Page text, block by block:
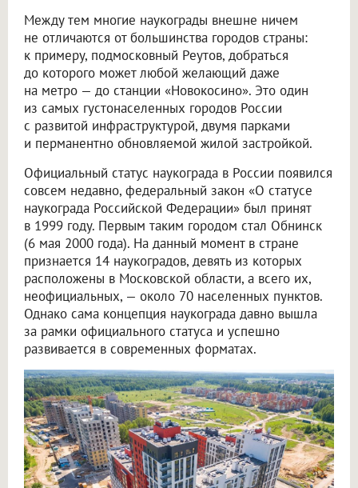
Между тем многие наукограды внешне ничем
не отличаются от большинства городов страны:
к примеру, подмосковный Реутов, добраться
до которого может любой желающий даже
на метро — до станции «Новокосино». Это один
из самых густонаселенных городов России
с развитой инфраструктурой, двумя парками
и перманентно обновляемой жилой застройкой.
Официальный статус наукограда в России появился
совсем недавно, федеральный закон «О статусе
наукограда Российской Федерации» был принят
в 1999 году. Первым таким городом стал Обнинск
(6 мая 2000 года). На данный момент в стране
признается 14 наукоградов, девять из которых
расположены в Московской области, а всего их,
неофициальных, — около 70 населенных пунктов.
Однако сама концепция наукограда давно вышла
за рамки официального статуса и успешно
развивается в современных форматах.